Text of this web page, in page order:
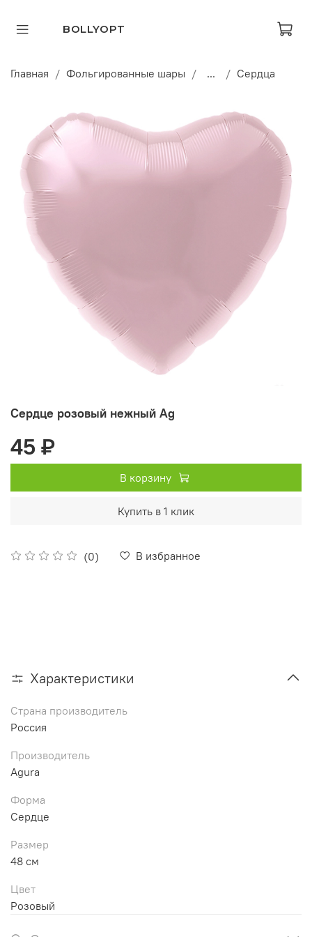
BOLLYOPT
Главная Фольгированные шары ... Сердца
Сердце розовый нежный Ag
(0) В избранное
45 ₽
В корзину
Купить в 1 клик
Характеристики
Страна производитель
Россия
Производитель
Agura
Форма
Сердце
Размер
48 см
Цвет
Розовый